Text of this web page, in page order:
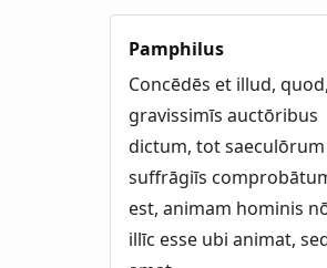
Pamphilus
Concēdēs et illud,
gravissimīs auctōribus
dictum, tot saeculōrum
suffrāgiīs
est, animam hominis
illīc esse ubi animat,